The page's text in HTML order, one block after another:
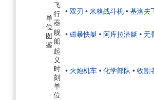
单
位
图
鉴
飞
行
器
• 双刃 • 米格战斗机 • 基洛夫
舰
船
• 磁暴快艇 • 阿库拉潜艇 • 无
起
义
时
刻
单
位
• 火炮机车 • 化学部队 • 收割